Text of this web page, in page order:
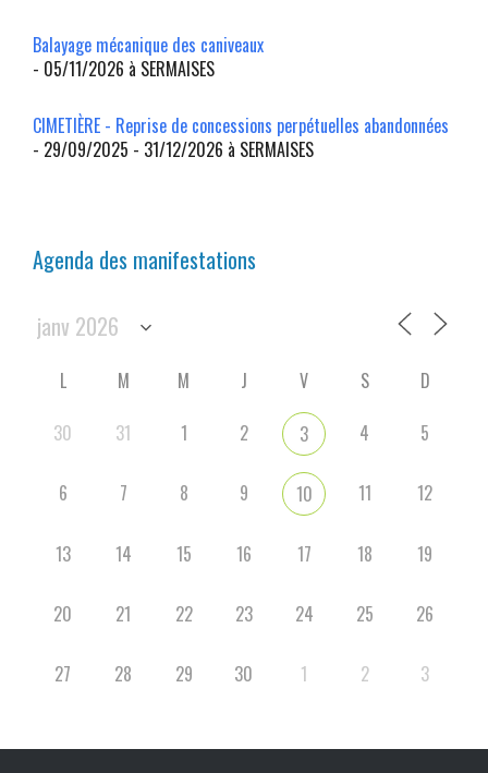
Balayage mécanique des caniveaux
- 05/11/2026 à SERMAISES
CIMETIÈRE - Reprise de concessions perpétuelles abandonnées
- 29/09/2025 - 31/12/2026 à SERMAISES
Agenda des manifestations
L M M J V S
D
30
31 1 2 3 4 5
6 7 8 9 10 11 12
13 14 15 16 17 18 19
20 21 22 23 24 25 26
27 28 29 30 1 2 3